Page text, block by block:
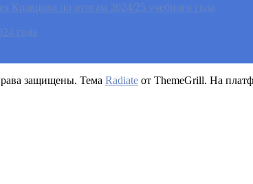
по итогам 2024/25 учебного года
года
защищены. Тема Radiate от ThemeGrill. На